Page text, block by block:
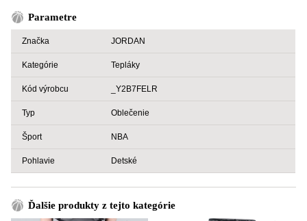
Parametre
Značka JORDAN
Kategórie Tepláky
Kód výrobcu _Y2B7FELR
Typ Oblečenie
Šport NBA
Pohlavie Detské
Ďalšie produkty z tejto kategórie